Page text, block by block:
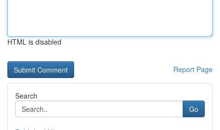
HTML is disabled
Report Page
Search
Go